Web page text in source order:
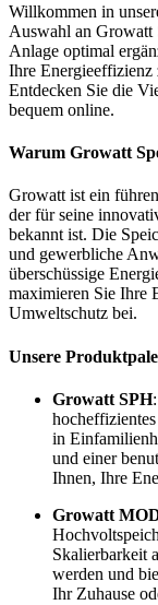
Willkommen in
Auswahl an Growatt
Anlage optimal
Ihre Energieeffizienz
Entdecken Sie die
bequem online.
Warum Growatt
Growatt ist ein
der für seine
bekannt ist. Die
und gewerbliche
überschüssige
maximieren Sie Ihre
Umweltschutz bei.
Unsere
Growatt SPH
in
und einer
Ihnen, Ihre
Growatt
Skalierbarkeit
werden und
Ihr Zuhause